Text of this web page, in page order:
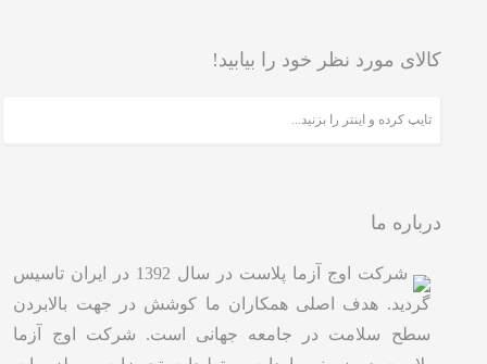
کالای مورد نظر خود را بیابید!
درباره ما
شرکت اوج آزما پلاست در سال 1392 در ایران تاسیس
گردید. هدف اصلی همکاران ما کوشش در جهت بالابردن
سطح سلامت در جامعه جهانی است. شرکت اوج آزما